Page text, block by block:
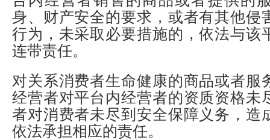
身、财产安全的要求，或者有其他侵
行为，未采取必要措施的，依法与该
连带责任。
对关系消费者生命健康的商品或者服
经营者对平台内经营者的资质资格未
者对消费者未尽到安全保障义务，造
依法承担相应的责任。